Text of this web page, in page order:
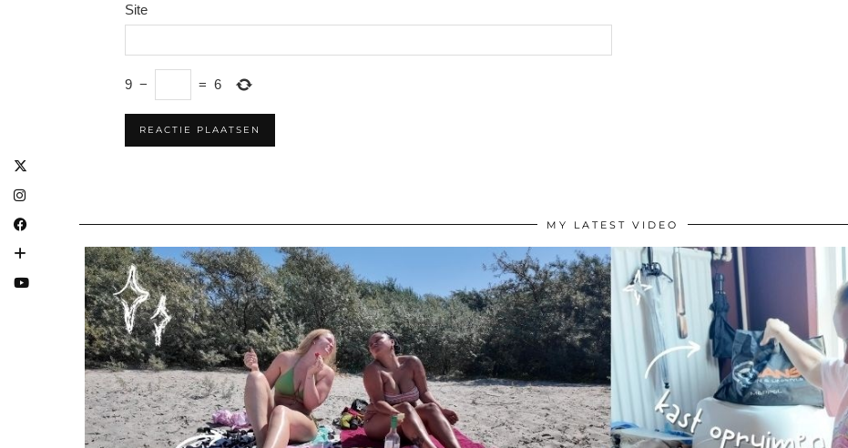
Site
9 − = 6
MY LATEST VIDEO